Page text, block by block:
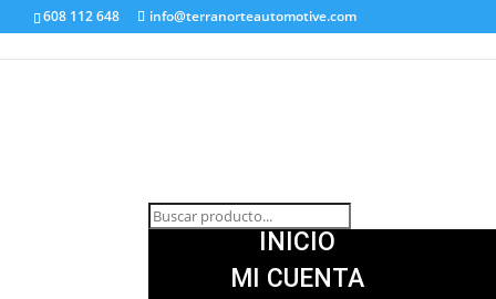
608 112 648 info@terranorteautomotive.com
INICIO
MI CUENTA